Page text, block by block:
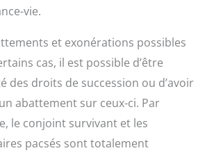
vie.
et exonérations possibles
cas, il est possible d’être
des droits de succession ou d’avoir
abattement sur ceux-ci. Par
le conjoint survivant et les
pacsés sont totalement